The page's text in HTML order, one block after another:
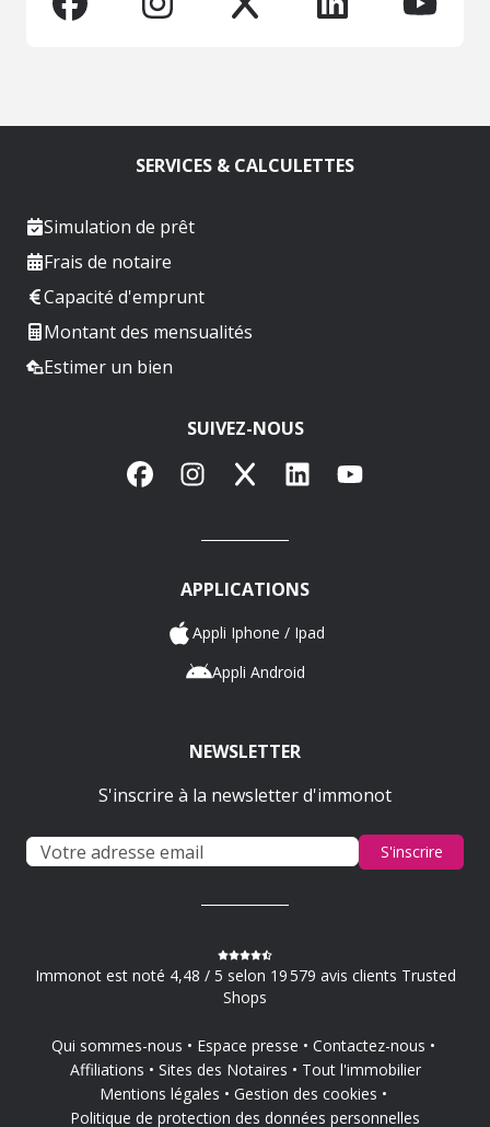
SERVICES & CALCULETTES
Simulation de prêt
Frais de notaire
Capacité d'emprunt
Montant des mensualités
Estimer un bien
SUIVEZ-NOUS
FacebookInstagram
X LinkedInYouTube
APPLICATIONS
Appli Iphone / Ipad
Appli Android
NEWSLETTER
S'inscrire à la newsletter d'immonot
S'inscrire
Immonot est noté 4,48 / 5 selon 19 579 avis clients Trusted
Shops
Qui sommes-nous Espace presse
Contactez-nous
Affiliations
Sites des Notaires
Tout l'immobilier
Mentions légales
Gestion des cookies
Politique de protection des données personnelles